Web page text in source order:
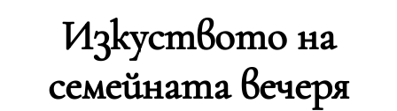
Изкуството на
семейната вечеря